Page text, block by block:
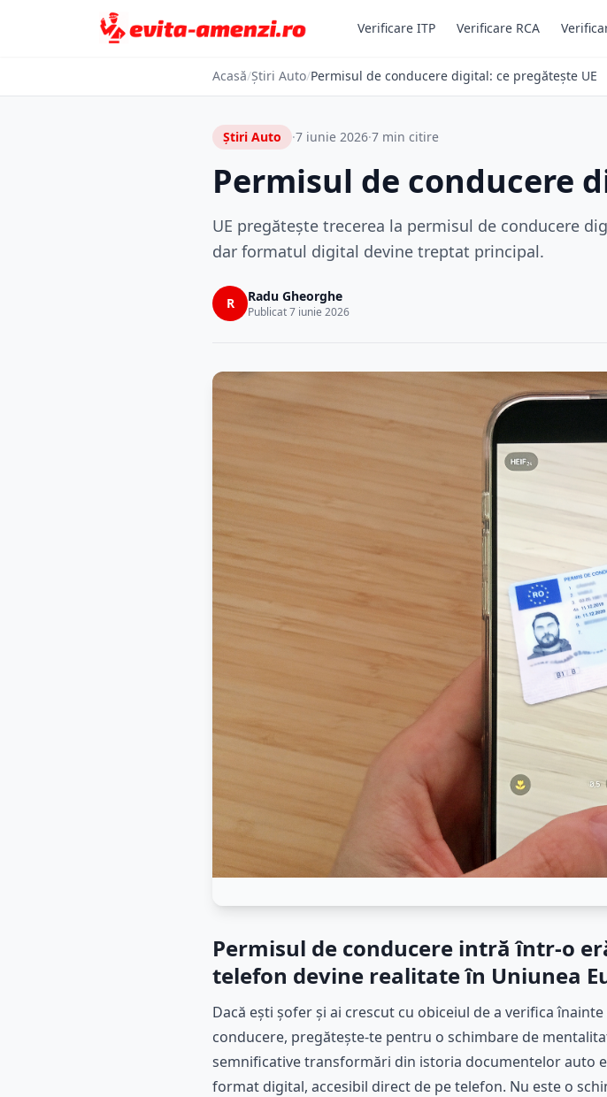
Verificare ITP Verificare RCA
Acasă/Știri Auto/Permisul de conducere digital: ce pregătește UE
Știri Auto ·7 iunie 2026·7 min citire
Permisul de conducere
UE pregătește trecerea la permisul de conducere
dar formatul digital devine treptat principal.
R Radu Gheorghe
Publicat 7 iunie 2026
Permisul de conducere intră într-o
telefon devine realitate în Uniunea
Dacă ești șofer și ai crescut cu obiceiul de a verifica
conducere, pregătește-te pentru o schimbare de
semnificative transformări din istoria documentelor auto
format digital, accesibil direct de pe telefon. Nu este o